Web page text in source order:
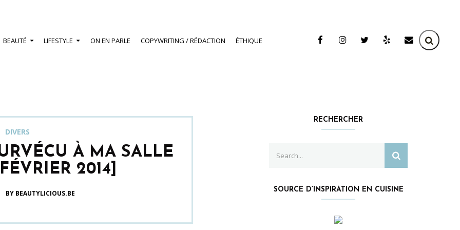
BEAUTÉ LIFESTYLE ON EN PARLE COPYWRITING / RÉDACTION ÉTHIQUE
DIVERS
À MA SALLE
2014]
BY BEAUTYLICIOUS.BE
RECHERCHER
for:
SOURCE D’INSPIRATION EN CUISINE